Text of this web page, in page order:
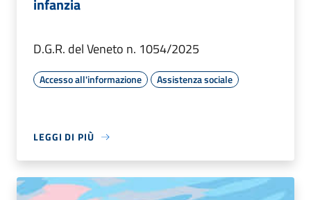
infanzia
D.G.R. del Veneto n. 1054/2025
Accesso all'informazione Assistenza sociale
LEGGI DI PIÙ